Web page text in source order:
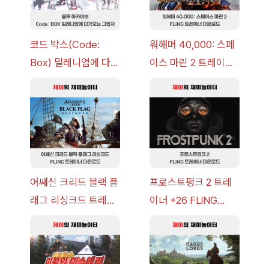
코드 박스(Code:
Box) 밀레니엄에 다가
략 [복각] | 블루 아카
이브
워해머 40,000: 스페
이스 마린 2 트레이너
v14.0+] 다운로드
어쌔신 크리드 블랙 플
래그 리싱크드 트레이
v1.0+] 다운로드
프로스트펑크 2 트레
이너 +26 FLiNG
드